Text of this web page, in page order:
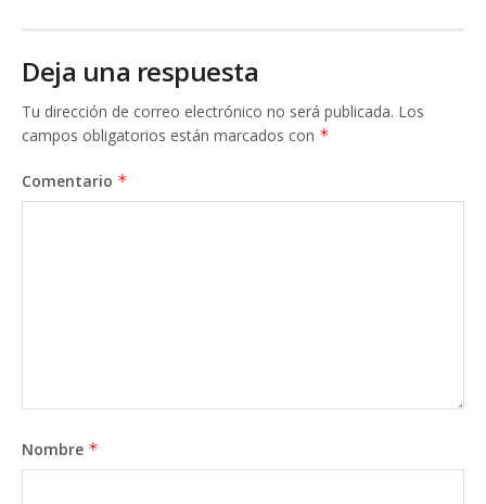
Deja una respuesta
Tu dirección de correo electrónico no será publicada. Los
campos obligatorios están marcados con *
Comentario *
Nombre *